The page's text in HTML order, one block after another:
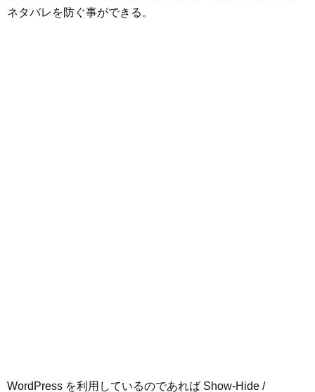
ネタバレを防ぐ事ができる。
WordPress を利用しているのであれば Show-Hide /